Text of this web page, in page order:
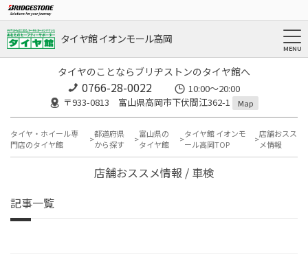
タイヤ館 イオンモール高岡
タイヤのことならブリヂストンのタイヤ館へ
0766-28-0022
10:00～20:00
〒933-0813 富山県高岡市下伏間江362-1
Map
タイヤ・ホイール専
門店のタイヤ館
都道府県
から探す
富山県の
タイヤ館
タイヤ館 イオンモ
ール高岡TOP
店舗おスス
メ情報
店舗おススメ情報 / 車検
記事一覧